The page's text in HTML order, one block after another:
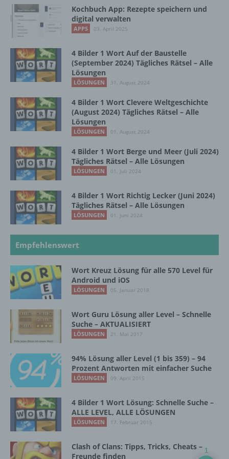
Kochbuch App: Rezepte speichern und
digital verwalten
APPS 03. April 2025
4 Bilder 1 Wort Auf der Baustelle
(September 2024) Tägliches Rätsel – Alle
Lösungen
LÖSUNGEN 31. August 2024
4 Bilder 1 Wort Clevere Weltgeschichte
(August 2024) Tägliches Rätsel – Alle
Lösungen
LÖSUNGEN 01. August 2024
4 Bilder 1 Wort Berge und Meer (Juli 2024)
Tägliches Rätsel – Alle Lösungen
LÖSUNGEN 01. Juli 2024
4 Bilder 1 Wort Richtig Lecker (Juni 2024)
Tägliches Rätsel – Alle Lösungen
LÖSUNGEN 01. Juni 2024
Empfehlenswert
Wort Kreuz Lösung für alle 570 Level für
Android und iOS
LÖSUNGEN 05. Januar 2018
Wort Guru Lösung aller Level – Schnelle
Suche – AKTUALISIERT
LÖSUNGEN 21. Mai 2017
94% Lösung aller Level (1 bis 359) – 94
Prozent Antworten mit einfacher Suche
LÖSUNGEN 09. April 2015
4 Bilder 1 Wort Lösung: Schnelle Suche –
ALLE LEVEL, ALLE LÖSUNGEN
LÖSUNGEN 17. Februar 2015
Clash of Clans: Tipps, Tricks, Cheats –
Freunde finden
1
Ausdruck der physischen, physiologischen,
genetischen, psychischen, wirtschaftlichen,
kulturellen oder sozialen Identität dieser
kann.
b) betroffene Person
Betroffene Person ist jede identifizierte oder
identifizierbare natürliche Person, deren
personenbezogene Daten von dem für die
Verarbeitung Verantwortlichen verarbeitet
werden.
Verarbeitung ist jeder mit oder ohne Hilfe
automatisierter Verfahren ausgeführte
Daten wie das Erheben, das Erfassen, die
die Anpassung oder Veränderung, das
Auslesen, das Abfragen, die Verwendung,
die Offenlegung durch Übermittlung,
Verbreitung oder eine andere Form der
Bereitstellung, den Abgleich oder die
Verknüpfung, die Einschränkung, das
Löschen oder die Vernichtung.
d) Einschränkung der Verarbeitung
Einschränkung der Verarbeitung ist die
Markierung gespeicherter
personenbezogener Daten mit dem Ziel, ihre
künftige Verarbeitung einzuschränken.
e) Profiling